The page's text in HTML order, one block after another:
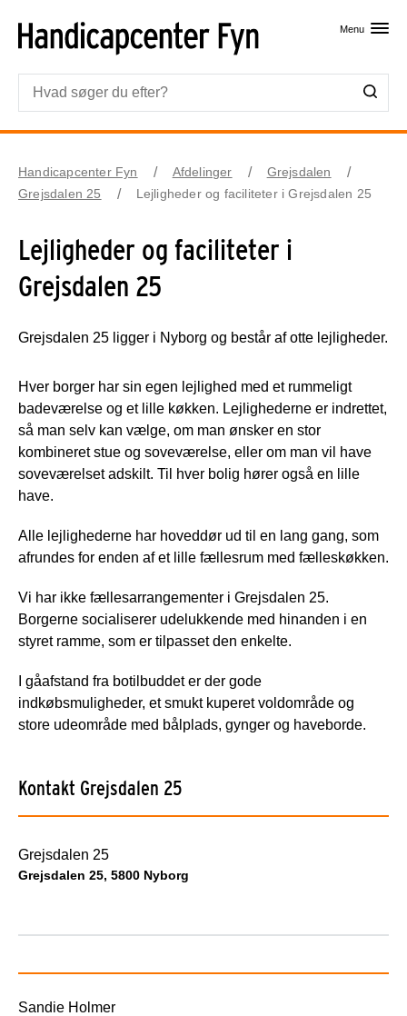
Menu
Handicapcenter Fyn Afdelinger
Grejsdalen
Grejsdalen 25
Lejligheder og faciliteter i Grejsdalen 25
Lejligheder og faciliteter i
Grejsdalen 25
Grejsdalen 25 ligger i Nyborg og består af otte lejligheder.
Hver borger har sin egen lejlighed med et rummeligt
badeværelse og et lille køkken. Lejlighederne er indrettet,
så man selv kan vælge, om man ønsker en stor
kombineret stue og soveværelse, eller om man vil have
soveværelset adskilt. Til hver bolig hører også en lille
have.
Alle lejlighederne har hoveddør ud til en lang gang, som
afrundes for enden af et lille fællesrum med fælleskøkken.
Vi har ikke fællesarrangementer i Grejsdalen 25.
Borgerne socialiserer udelukkende med hinanden i en
styret ramme, som er tilpasset den enkelte.
I gåafstand fra botilbuddet er der gode
indkøbsmuligheder, et smukt kuperet voldområde og
store udeområde med bålplads, gynger og haveborde.
Kontakt Grejsdalen 25
Grejsdalen 25
Grejsdalen 25, 5800 Nyborg
Sandie Holmer